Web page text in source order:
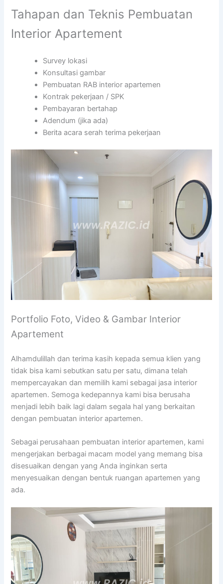
Tahapan dan Teknis Pembuatan
Interior Apartement
Survey lokasi
Konsultasi gambar
Pembuatan RAB interior apartemen
Kontrak pekerjaan / SPK
Pembayaran bertahap
Adendum (jika ada)
Berita acara serah terima pekerjaan
Portfolio Foto, Video & Gambar Interior
Apartement
Alhamdulillah dan terima kasih kepada semua klien yang
tidak bisa kami sebutkan satu per satu, dimana telah
mempercayakan dan memilih kami sebagai jasa interior
apartemen. Semoga kedepannya kami bisa berusaha
menjadi lebih baik lagi dalam segala hal yang berkaitan
dengan pembuatan interior apartemen.
Sebagai perusahaan pembuatan interior apartemen, kami
mengerjakan berbagai macam model yang memang bisa
disesuaikan dengan yang Anda inginkan serta
menyesuaikan dengan bentuk ruangan apartemen yang
ada.